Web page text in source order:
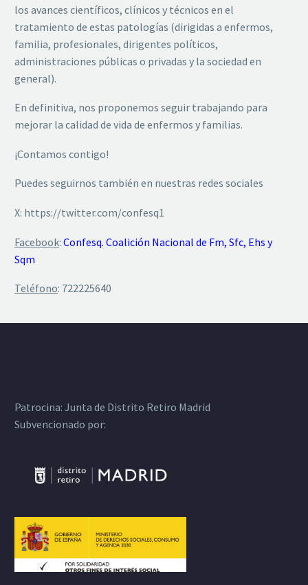
los avances científicos, clínicos y técnicos en el
tratamiento de estas patologías (dirigidas a enfermos,
familia, profesionales, dirigentes políticos,
administraciones públicas o privadas y la sociedad en
general).
En definitiva, nos proponemos seguir trabajando para
mejorar la calidad de vida de enfermos y familias.
¡Contamos contigo!
Puedes seguirnos también en nuestras redes sociales
X: https://twitter.com/confesq1
Facebook: Confesq. Coalición Nacional de Fm, Sfc, Ehs y
Sqm
Teléfono: 722225640
Patrocina: Junta de Distrito Retiro Madrid
Subvencionado por: